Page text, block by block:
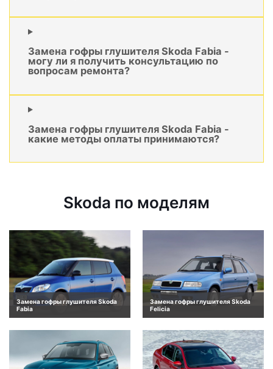
Замена гофры глушителя Skoda Fabia -
могу ли я получить консультацию по
вопросам ремонта?
Замена гофры глушителя Skoda Fabia -
какие методы оплаты принимаются?
Skoda по моделям
Замена гофры глушителя Skoda
Fabia
Замена гофры глушителя Skoda
Felicia